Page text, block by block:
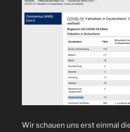
Wir schauen uns erst einmal